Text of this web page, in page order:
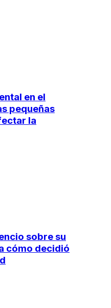
en el
pequeñas
la
sobre su
cómo decidió